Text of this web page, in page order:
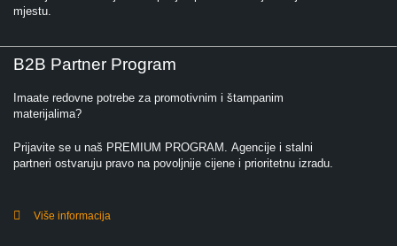
mjestu.
B2B Partner Program
Imaate redovne potrebe za promotivnim i štampanim
materijalima?
Prijavite se u naš PREMIUM PROGRAM. Agencije i stalni
partneri ostvaruju pravo na povoljnije cijene i prioritetnu izradu.
Više informacija